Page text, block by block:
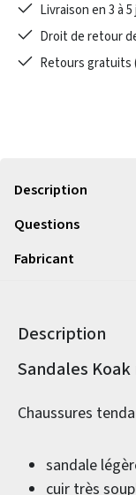
Livraison en 3 à
Droit de retour
Retours gratuits
Description
Questions
Fabricant
Description
Informations
Sandales
Chaussures
sandale
cuir très